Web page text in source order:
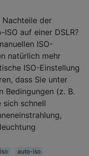
Nachteile der
auf einer DSLR?
ISO-
natürlich mehr
ISO-Einstellung
dass Sie unter
Bedingungen (z. B.
schnell
iso auto-iso